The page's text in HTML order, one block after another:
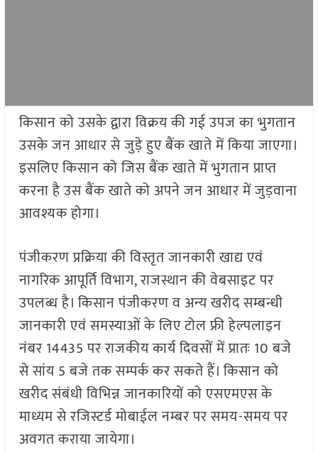
किसान को उसके द्वारा विक्रय की गई उपज का भुगतान
उसके जन आधार से जुड़े हुए बैंक खाते में किया जाएगा।
इसलिए किसान को जिस बैंक खाते में भुगतान प्राप्त
करना है उस बैंक खाते को अपने जन आधार में जुड़वाना
आवश्यक होगा।
पंजीकरण प्रक्रिया की विस्तृत जानकारी खाद्य एवं
नागरिक आपूर्ति विभाग, राजस्थान की वेबसाइट पर
उपलब्ध है। किसान पंजीकरण व अन्य खरीद सम्बन्धी
जानकारी एवं समस्याओं के लिए टोल फ्री हेल्पलाइन
नंबर 14435 पर राजकीय कार्य दिवसों में प्रातः 10 बजे
से सांय 5 बजे तक सम्पर्क कर सकते हैं। किसान को
खरीद संबंधी विभिन्न जानकारियों को एसएमएस के
माध्यम से रजिस्टर्ड मोबाईल नम्बर पर समय-समय पर
अवगत कराया जायेगा।